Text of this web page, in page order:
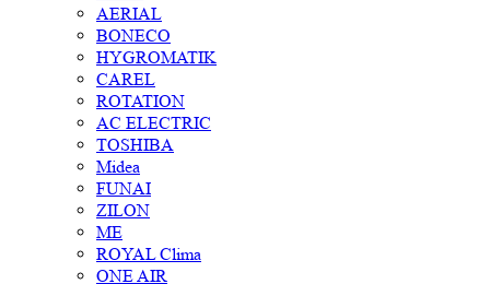
AERIAL
BONECO
HYGROMATIK
CAREL
ROTATION
AC ELECTRIC
TOSHIBA
Midea
FUNAI
ZILON
ME
ROYAL Clima
ONE AIR